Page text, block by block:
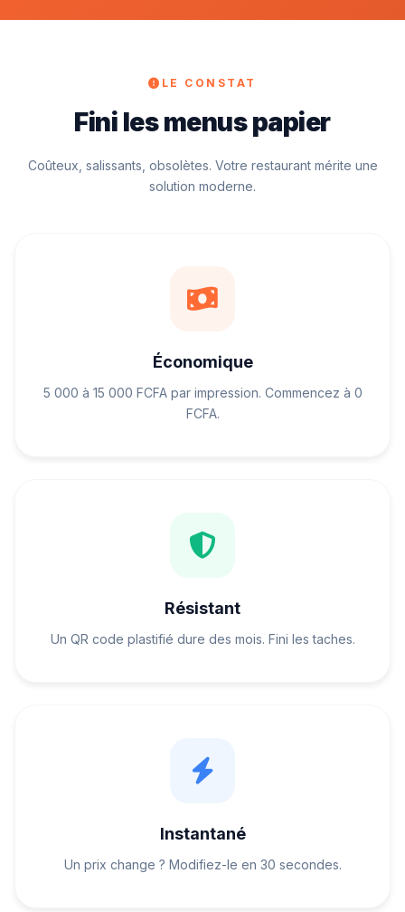
LE CONSTAT
Fini les menus papier
Coûteux, salissants, obsolètes. Votre restaurant mérite une
solution moderne.
Économique
5 000 à 15 000 FCFA par impression. Commencez à 0
FCFA.
Résistant
Un QR code plastifié dure des mois. Fini les taches.
Instantané
Un prix change ? Modifiez-le en 30 secondes.